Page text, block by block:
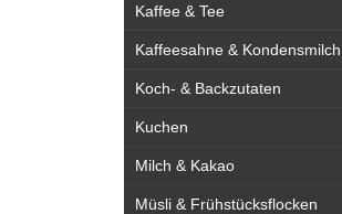
Kaffee & Tee
Kaffeesahne & Kondensmilch
Koch- & Backzutaten
Kuchen
Milch & Kakao
Müsli & Frühstücksflocken